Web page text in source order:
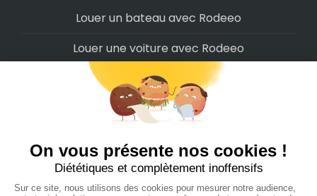
Louer un bateau avec Rodeeo
Louer une voiture avec Rodeeo
Louer une moto avec Rodeeo
Louer un scooter avec Rodeeo
Louer un Camping-Car avec Rodeeo